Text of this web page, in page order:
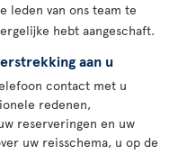
leden van ons team te
hebt aangeschaft.
aan u
contact met u
redenen,
reserveringen en uw
uw reisschema, u op de